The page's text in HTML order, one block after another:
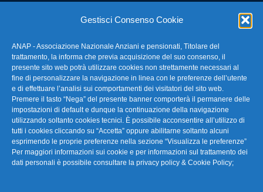
Gestisci Consenso Cookie
ANAP - Associazione Nazionale Anziani e pensionati, Titolare del
trattamento, la informa che previa acquisizione del suo consenso, il
presente sito web potrà utilizzare cookies non strettamente necessari al
fine di personalizzare la navigazione in linea con le preferenze dell’utente
e di effettuare l’analisi sui comportamenti dei visitatori del sito web.
Premere il tasto “Nega” del presente banner comporterà il permanere delle
impostazioni di default e dunque la continuazione della navigazione
utilizzando soltanto cookies tecnici. È possibile acconsentire all’utilizzo di
tutti i cookies cliccando su “Accetta” oppure abilitarne soltanto alcuni
esprimendo le proprie preferenze nella sezione “Visualizza le preferenze”
Per maggiori informazioni sui cookie e per informazioni sul trattamento dei
dati personali è possibile consultare la privacy policy & Cookie Policy;
FAQ – Domande Frequenti
La nostra Newsletter
Link Utili
TG Confartigianato
Privacy & Cookie Policy